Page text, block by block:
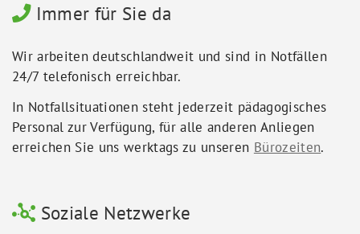
Immer für Sie da
Wir arbeiten deutschlandweit und sind in Notfällen
24/7 telefonisch erreichbar.
In Notfallsituationen steht jederzeit pädagogisches
Personal zur Verfügung, für alle anderen Anliegen
erreichen Sie uns werktags zu unseren Bürozeiten.
Soziale Netzwerke